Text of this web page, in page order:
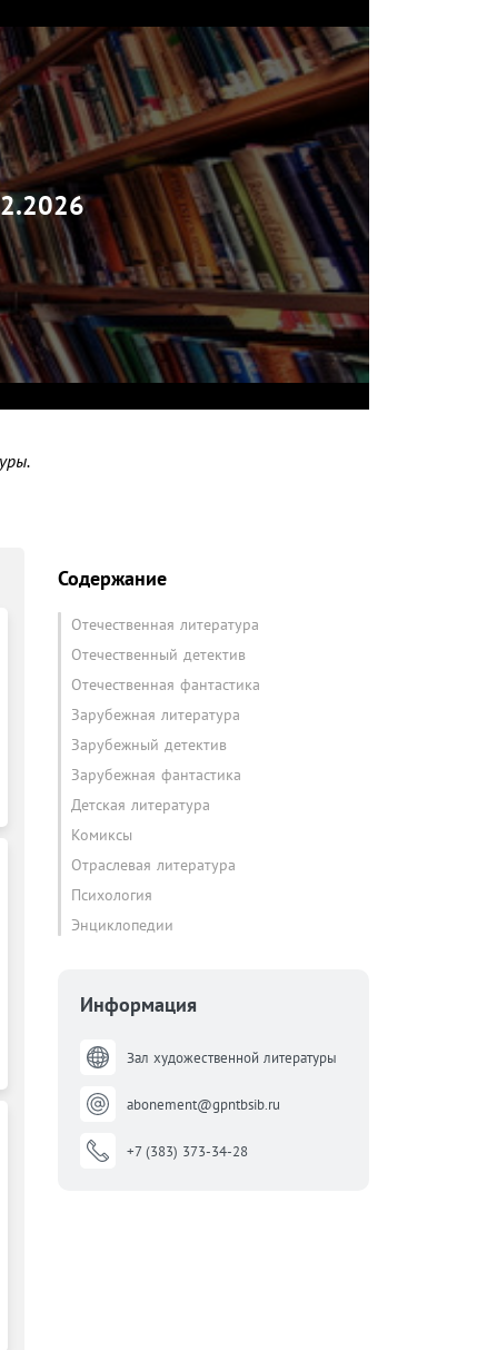
Содержание
Отечественная литература
Отечественный детектив
Отечественная фантастика
Зарубежная литература
Зарубежный детектив
Зарубежная фантастика
Детская литература
Комиксы
Отраслевая литература
Психология
Энциклопедии
Информация
Зал художественной литературы
abonement@gpntbsib.ru
+7 (383) 373-34-28